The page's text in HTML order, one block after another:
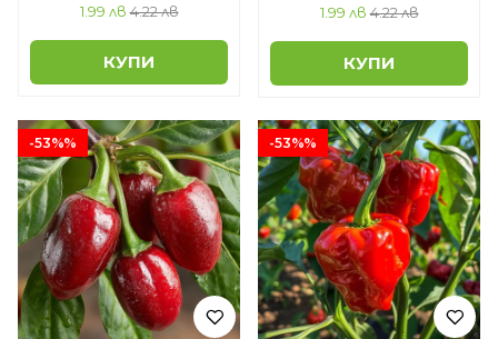
1.99 лв 4.22 лв
КУПИ
1.99 лв 4.22 лв
КУПИ
-53%% -53%%